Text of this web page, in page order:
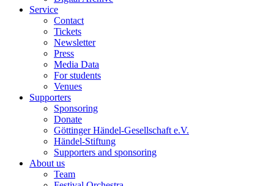
Service
Contact
Tickets
Newsletter
Press
Media Data
For students
Venues
Supporters
Sponsoring
Donate
Göttinger Händel-Gesellschaft e.V.
Händel-Stiftung
Supporters and sponsoring
About us
Team